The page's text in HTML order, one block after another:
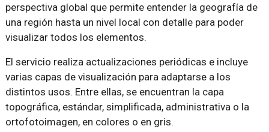
perspectiva global que permite entender la geografía de
una región hasta un nivel local con detalle para poder
visualizar todos los elementos.
El servicio realiza actualizaciones periódicas e incluye
varias capas de visualización para adaptarse a los
distintos usos. Entre ellas, se encuentran la capa
topográfica, estándar, simplificada, administrativa o la
ortofotoimagen, en colores o en gris.